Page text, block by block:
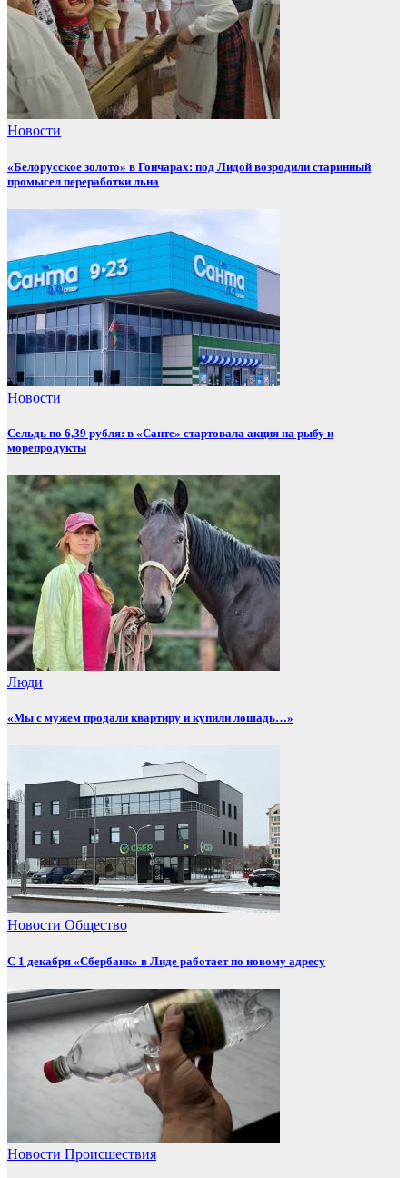
Новости
«Белорусское золото» в Гончарах: под Лидой возродили старинный
промысел переработки льна
Новости
Сельдь по 6,39 рубля: в «Санте» стартовала акция на рыбу и
морепродукты
Люди
«Мы с мужем продали квартиру и купили лошадь…»
Новости Общество
С 1 декабря «Сбербанк» в Лиде работает по новому адресу
Новости Происшествия